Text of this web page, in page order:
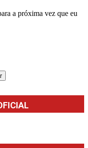
a próxima vez que eu